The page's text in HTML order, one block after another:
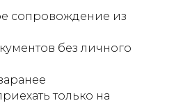
сопровождение из
без личного
только на